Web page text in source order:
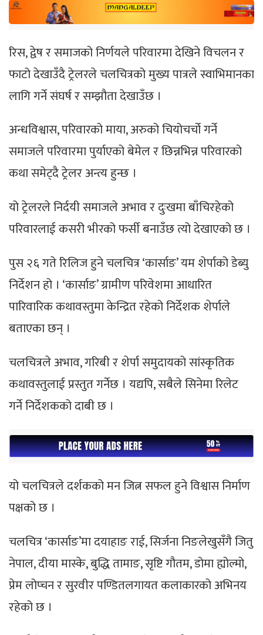
रिस, द्वेष र समाजको निर्णयले परिवारमा देखिने विचलन र
फाटो देखाउँदै ट्रेलरले चलचित्रको मुख्य पात्रले स्वाभिमानका
लागि गर्ने संघर्ष र सम्झौता देखाउँछ ।
अन्धविश्वास, परिवारको माया, अरुको चियोचर्चो गर्ने
समाजले परिवारमा पुर्याएको बेमेल र छिन्नभिन्न परिवारको
कथा समेट्दै ट्रेलर अन्त्य हुन्छ ।
यो ट्रेलरले निर्दयी समाजले अभाव र दुःखमा बाँचिरहेको
परिवारलाई कसरी भीरको फर्सी बनाउँछ त्यो देखाएको छ ।
पुस २६ गते रिलिज हुने चलचित्र ‘कार्साङ’ यम शेर्पाको डेब्यु
निर्देशन हो । ‘कार्साङ’ ग्रामीण परिवेशमा आधारित
पारिवारिक कथावस्तुमा केन्द्रित रहेको निर्देशक शेर्पाले
बताएका छन् ।
चलचित्रले अभाव, गरिबी र शेर्पा समुदायको सांस्कृतिक
कथावस्तुलाई प्रस्तुत गर्नेछ । यद्यपि, सबैले सिनेमा रिलेट
गर्ने निर्देशकको दाबी छ ।
यो चलचित्रले दर्शकको मन जित्न सफल हुने विश्वास निर्माण
पक्षको छ ।
चलचित्र ‘कार्साङ’मा दयाहाङ राई, सिर्जना निङलेखुसँगै जितु
नेपाल, दीया मास्के, बुद्धि तामाङ, सृष्टि गौतम, डोमा ह्योल्मो,
प्रेम लोप्चन र सुरवीर पण्डितलगायत कलाकारको अभिनय
रहेको छ ।